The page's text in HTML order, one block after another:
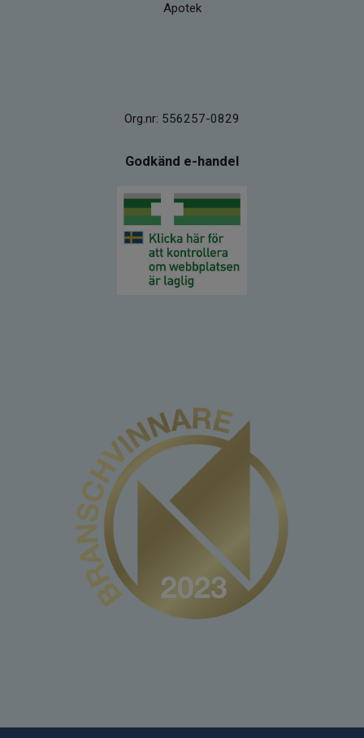
Apotek
Org.nr: 556257-0829
Godkänd e-handel